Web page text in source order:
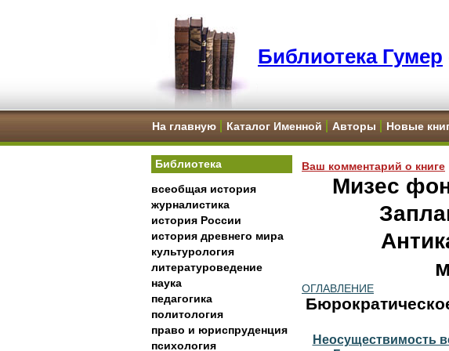
Библиотека Гумер
На главную Каталог Именной Авторы Новые
Библиотека
всеобщая история
журналистика
история России
история древнего мира
культурология
литературоведение
наука
педагогика
политология
право и юриспруденция
психология
Ваш комментарий о книге
Мизес
ОГЛАВЛЕНИЕ
Неосуществимость